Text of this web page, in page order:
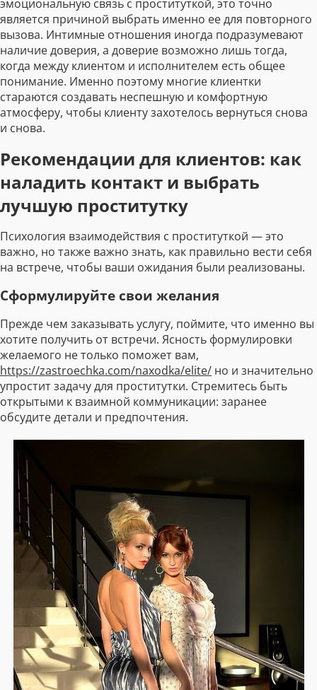
эмоциональную связь с проституткой, это точно
является причиной выбрать именно ее для повторного
вызова. Интимные отношения иногда подразумевают
наличие доверия, а доверие возможно лишь тогда,
когда между клиентом и исполнителем есть общее
понимание. Именно поэтому многие клиентки
стараются создавать неспешную и комфортную
атмосферу, чтобы клиенту захотелось вернуться снова
и снова.
Рекомендации для клиентов: как
наладить контакт и выбрать
лучшую проститутку
Психология взаимодействия с проституткой — это
важно, но также важно знать, как правильно вести себя
на встрече, чтобы ваши ожидания были реализованы.
Сформулируйте свои желания
Прежде чем заказывать услугу, поймите, что именно вы
хотите получить от встречи. Ясность формулировки
желаемого не только поможет вам,
https://zastroechka.com/naxodka/elite/ но и значительно
упростит задачу для проститутки. Стремитесь быть
открытыми к взаимной коммуникации: заранее
обсудите детали и предпочтения.